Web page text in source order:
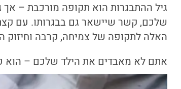
גיל ההתבגרות הוא תקופה מורכבת – אך
שלכם, קשר שיישאר גם בבגרותו. עם
האלה לתקופה של צמיחה, קרבה
אתם לא מאבדים את הילד שלכם – הוא